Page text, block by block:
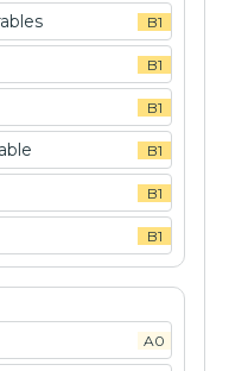
B1
B1
B1
B1
B1
B1
A0